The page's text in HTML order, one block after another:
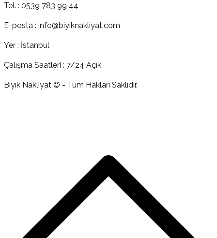
Tel. : 0539 783 99 44
E-posta : info@biyiknakliyat.com
Yer : İstanbul
Çalışma Saatleri : 7/24 Açık
Bıyık Nakliyat © - Tüm Hakları Saklıdır.